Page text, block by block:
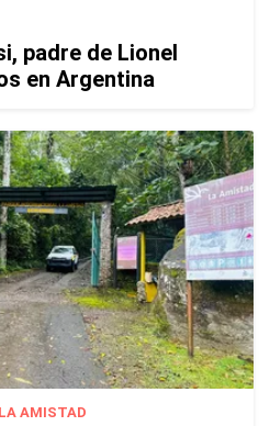
padre de Lionel
en Argentina
AMISTAD